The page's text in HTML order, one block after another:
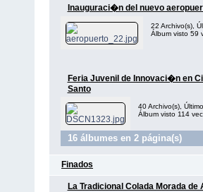
Inauguraci�n del nuevo
22 Archivo(s),
Álbum visto 59
Feria Juvenil de Innovaci�n en
Santo
40 Archivo(s),
Álbum visto 114
16 álbumes en 2 página(s)
Finados
La Tradicional Colada Morada de